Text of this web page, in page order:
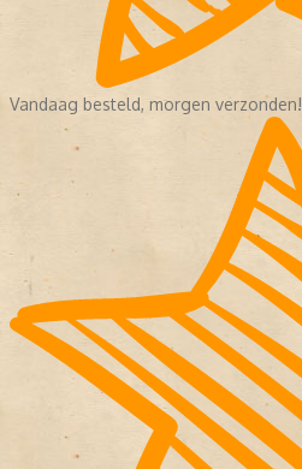
Vandaag besteld, morgen verzonden!